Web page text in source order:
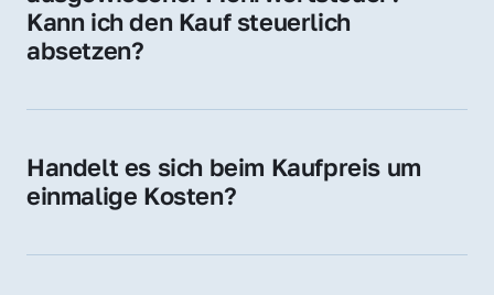
Kann ich den Kauf steuerlich
absetzen?
Für Unternehmen ist der Kauf in der Regel
Handelt es sich beim Kaufpreis um
einmalige Kosten?
späteren Betrieb der Domain (z. B. beim